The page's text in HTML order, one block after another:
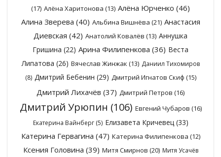
(17) Алёна Харитонова (13) Алёна Юрченко (46)
Алина Зверева (40) Альбина Вишнёва (21) Анастасия
Диевская (42) Анатолий Ковалёв (13) Аннушка
Гришина (22) Арина Филипенкова (36) Веста
Липатова (26) Вячеслав Жинжак (13) Даниил Тихомиров
(8) Дмитрий Бебенин (29) Дмитрий Игнатов Скиф (15)
Дмитрий Лихачёв (37) Дмитрий Петров (16)
Дмитрий Урюпин (106) Евгений Чубаров (16)
Екатерина Вайнберг(5) Елизавета Кричевец(33)
Катерина Гервагина (47) Катерина Филипенкова (12)
Ксения Головина (39) Митя Смирнов (20) Митя Усачёв